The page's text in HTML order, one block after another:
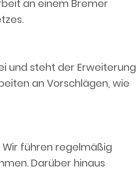
an einem Bremer
und steht der Erweiterung
an Vorschlägen, wie
führen regelmäßig
Darüber hinaus